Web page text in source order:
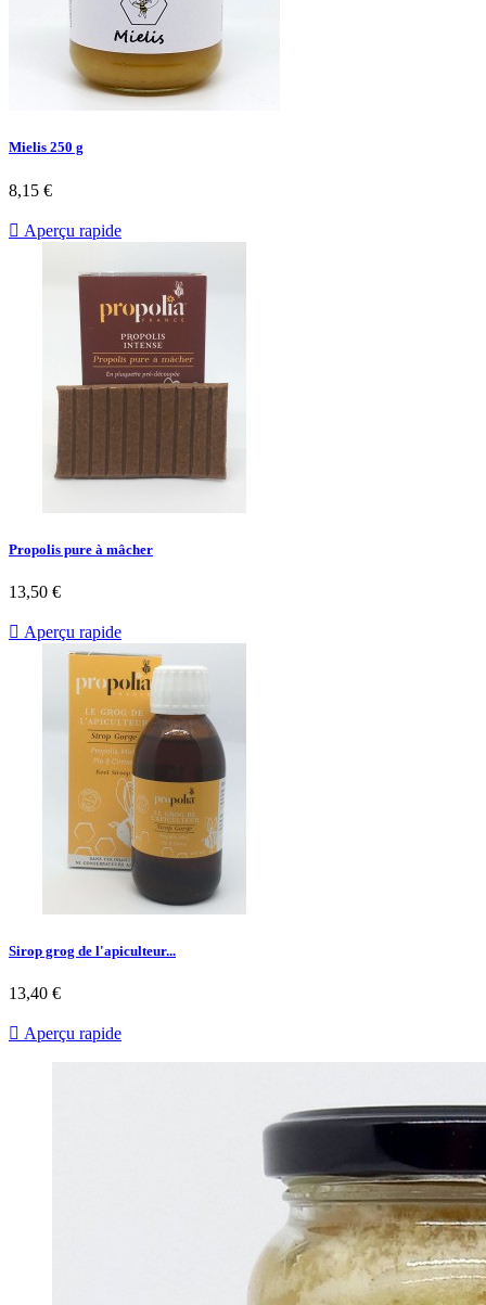
Mielis 250 g
8,15 €
 Aperçu rapide
Propolis pure à mâcher
13,50 €
 Aperçu rapide
Sirop grog de l'apiculteur...
13,40 €
 Aperçu rapide